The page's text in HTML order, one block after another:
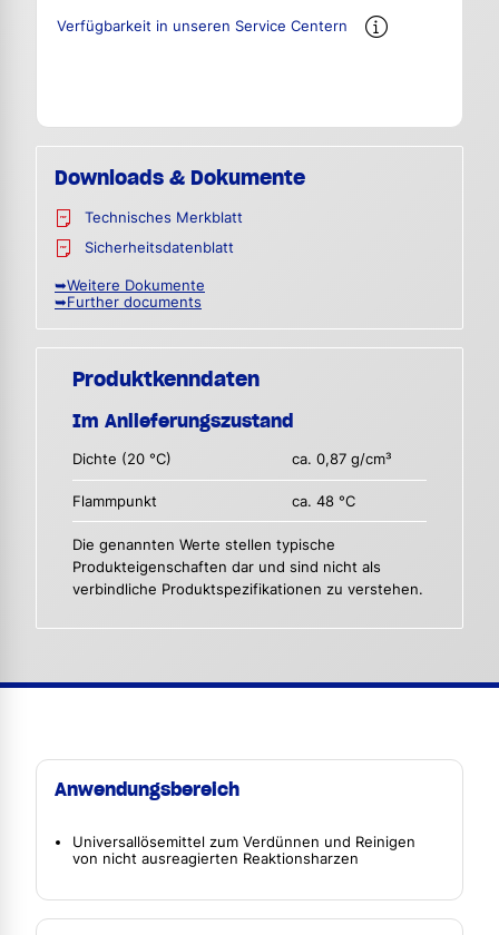
Verfügbarkeit in unseren Service Centern
Downloads & Dokumente
Technisches Merkblatt
Sicherheitsdatenblatt
➥Weitere Dokumente
➥Further documents
Produktkenndaten
Im Anlieferungszustand
Dichte (20 °C) ca. 0,87 g/cm³
Flammpunkt ca. 48 °C
Die genannten Werte stellen typische
Produkteigenschaften dar und sind nicht als
verbindliche Produktspezifikationen zu verstehen.
Anwendungsbereich
Universallösemittel zum Verdünnen und Reinigen
von nicht ausreagierten Reaktionsharzen